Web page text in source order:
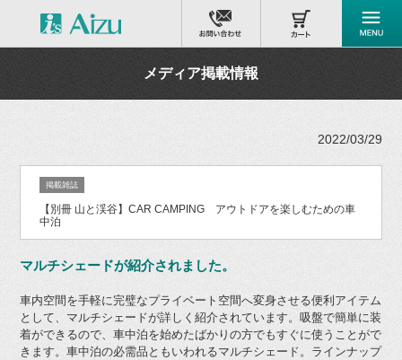
メディア掲載情報
2022/03/29
掲載雑誌
【別冊 山と渓谷】CAR CAMPING アウトドアを楽しむための車
中泊
マルチシェードが紹介されました。
車内空間を手軽に完璧なプライベート空間へ変身させる便利アイテム
として、マルチシェードが詳しく紹介されています。吸盤で簡単に装
着ができるので、車中泊を始めたばかりの方でもすぐに使うことがで
きます。車中泊の必需品ともいわれるマルチシェード。ラインナップ